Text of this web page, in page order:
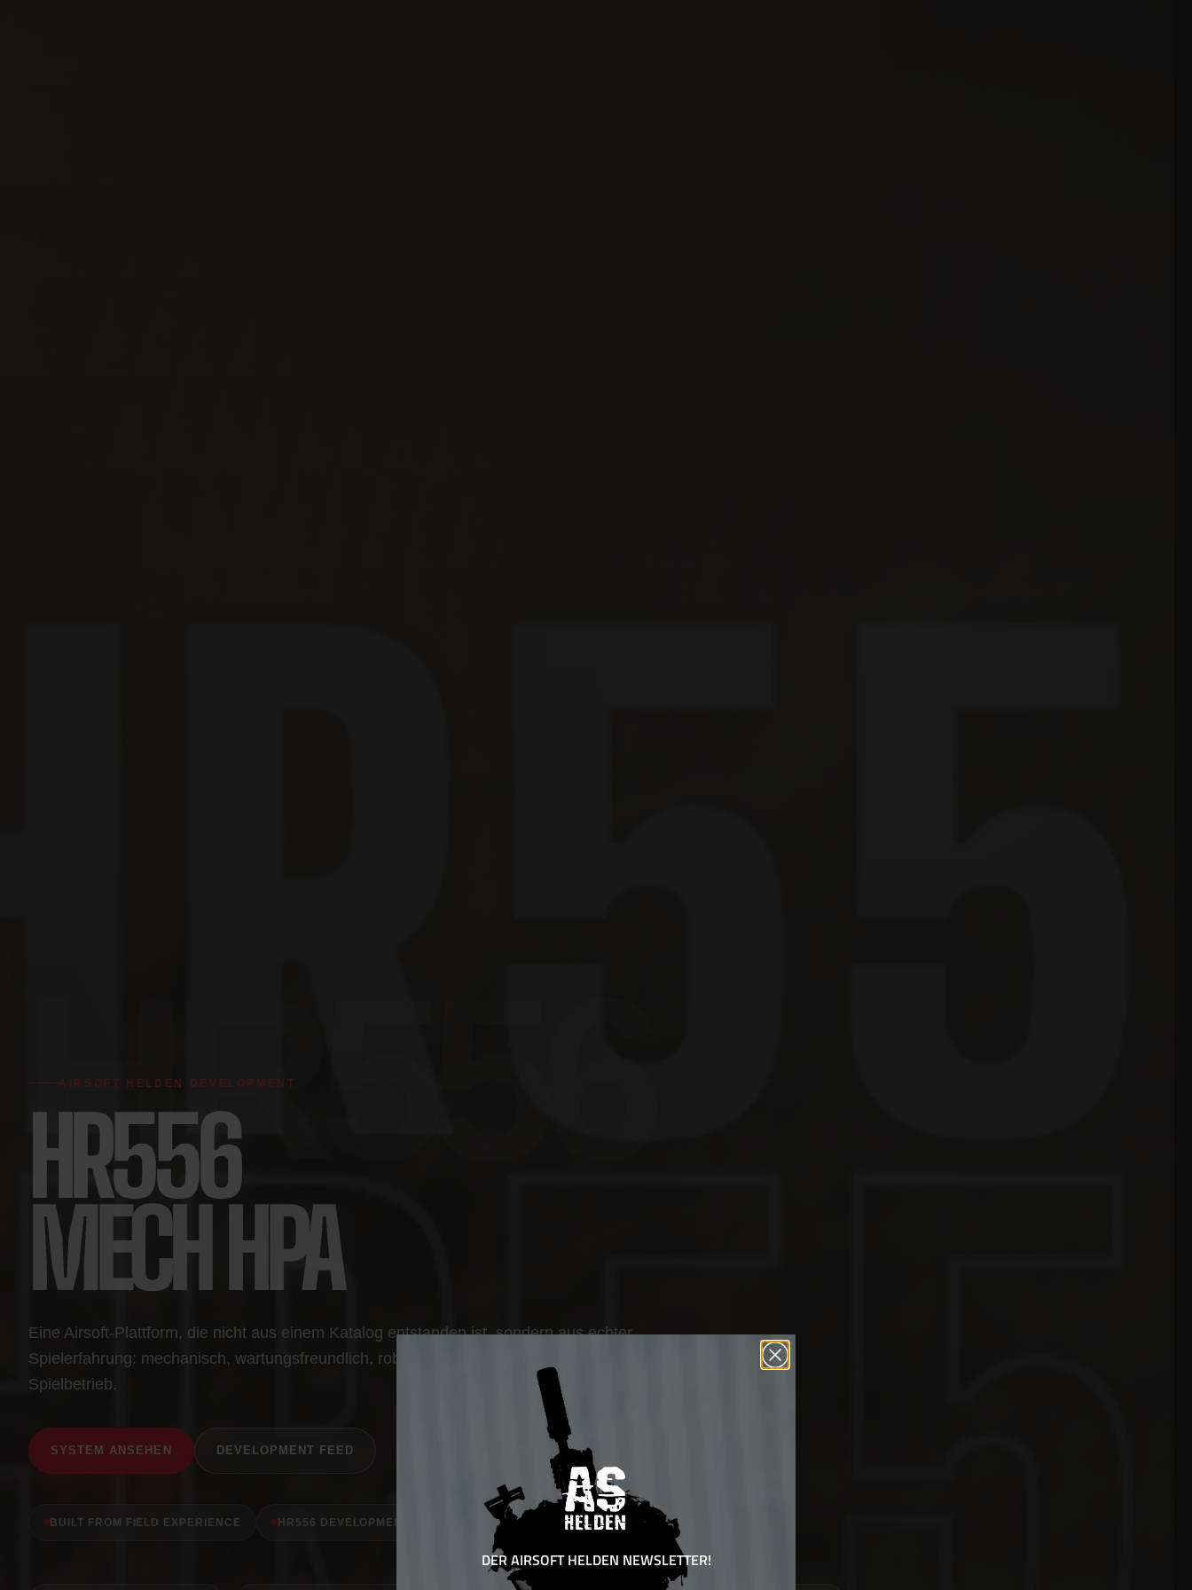
AIRSOFT HELDEN DEVELOPMENT
HR556
MECH HPA
Eine Airsoft-Plattform, die nicht aus einem Katalog entstanden ist, sondern aus echter
Spielerfahrung: mechanisch, wartungsfreundlich, robust und gebaut für Performance im
Spielbetrieb.
SYSTEM ANSEHEN DEVELOPMENT FEED
BUILT FROM FIELD EXPERIENCE HR556 DEVELOPMENT
DER AIRSOFT HELDEN NEWSLETTER!